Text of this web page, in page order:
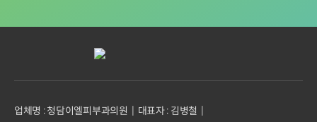
업체명 : 청담이엘피부과의원
대표자 : 김병철